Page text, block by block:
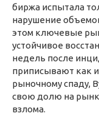
биржа испытала
нарушение
этом ключевые
устойчивое
недель после
приписывают как
рыночному спаду,
свою долю на
взлома.